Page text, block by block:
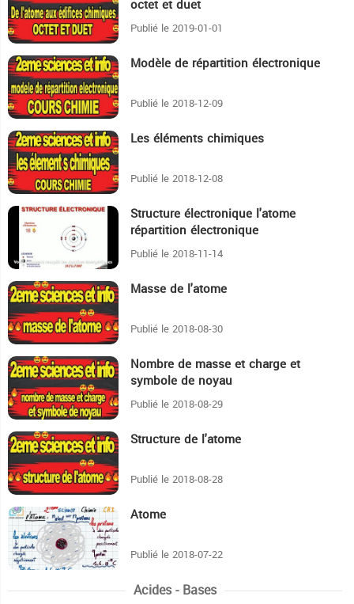
octet et duet
Publié le 2019-01-01
15:59 Modèle de répartition électronique
Publié le 2018-12-09
4:19 Les éléments chimiques
Publié le 2018-12-08
Structure électronique l'atome
répartition électronique
Publié le 2018-11-14
8:58 Masse de l'atome
Publié le 2018-08-30
6:59 Nombre de masse et charge et
symbole de noyau
Publié le 2018-08-29
11:28 Structure de l'atome
Publié le 2018-08-28
12:22 Atome
Publié le 2018-07-22
Acides - Bases